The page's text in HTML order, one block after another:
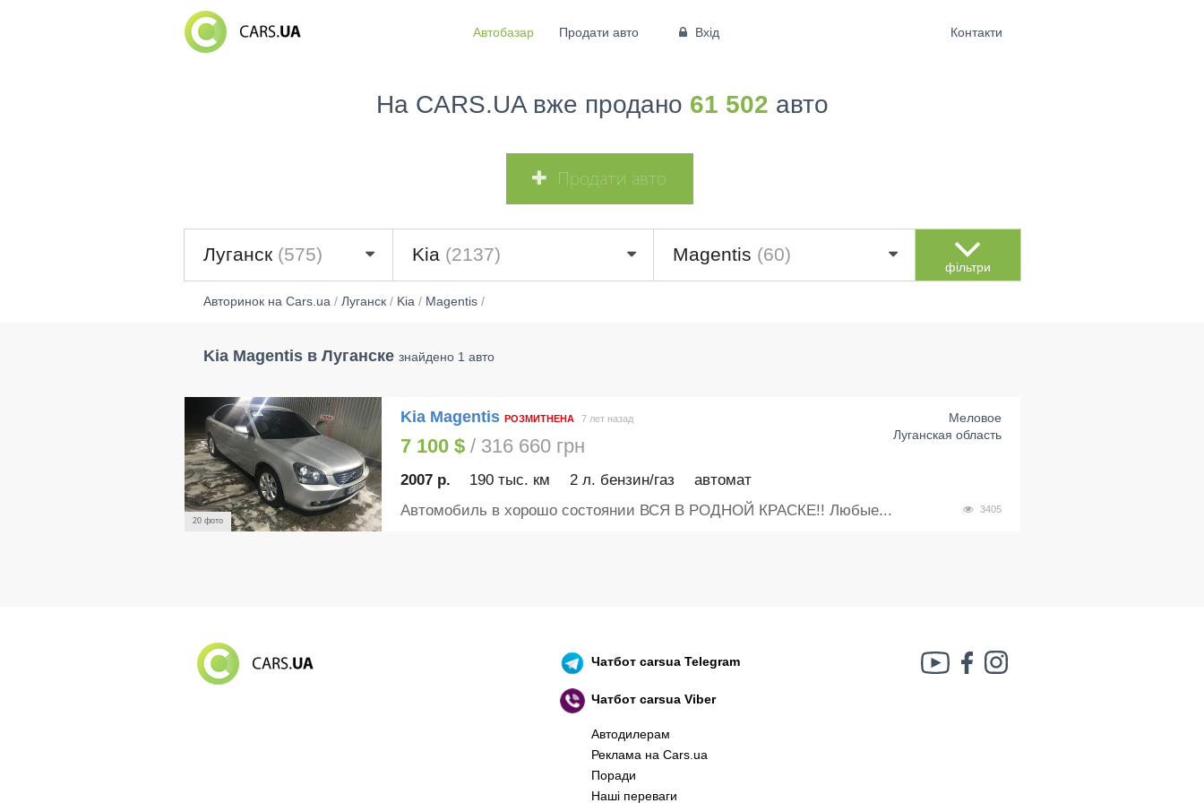
Автобазар Продати авто Вхід Контакти
На CARS.UA вже продано 61 502 авто
Продати авто
Луганск (575) Kia (2137) Magentis (60)
фільтри
Авторинок на Cars.ua/ Луганск/ Kia/ Magentis/
Kia Magentis в Луганске знайдено 1 авто
20 фото
Kia Magentis РОЗМИТНЕНА
Меловое
Луганская область
7 лет назад
7 100 $/ 316 660 грн
2007 р. 190 тыс. км 2 л. бензин/газ автомат
3405
Автомобиль в хорошо состоянии ВСЯ В РОДНОЙ КРАСКЕ!! Любые...
Чатботcarsua Telegram
Чатботcarsua Viber
Автодилерам
Реклама на Cars.ua
Поради
Наші переваги